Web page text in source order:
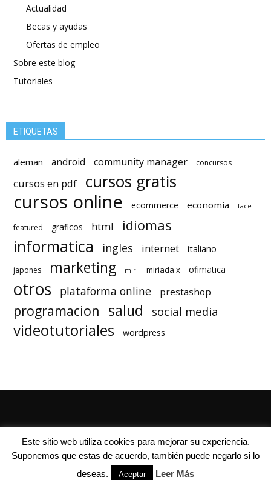
Actualidad
Becas y ayudas
Ofertas de empleo
Sobre este blog
Tutoriales
ETIQUETAS
aleman android community manager concursos
cursos en pdf cursos gratis
cursos online ecommerce economia face
featured graficos html idiomas
informatica ingles internet italiano
japones marketing miri miriada x ofimatica
otros plataforma online prestashop
programacion salud social media
videotutoriales wordpress
Quienes Somos Autores Politica de Privacidad
© Mil Cursos Gratis 2018
Este sitio web utiliza cookies para mejorar su experiencia.
Suponemos que estas de acuerdo, también puede negarlo si lo
deseas.
Aceptar Leer Más